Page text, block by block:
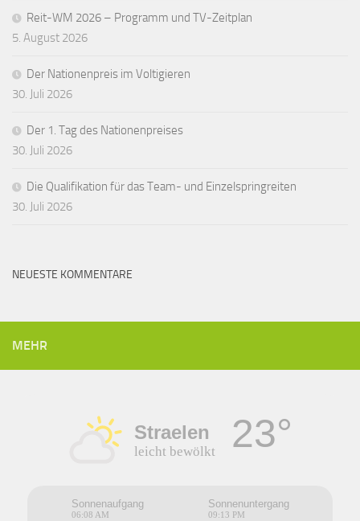
Reit-WM 2026 – Programm und TV-Zeitplan
5. August 2026
Der Nationenpreis im Voltigieren
30. Juli 2026
Der 1. Tag des Nationenpreises
30. Juli 2026
Die Qualifikation für das Team- und Einzelspringreiten
30. Juli 2026
NEUESTE KOMMENTARE
MEHR
Straelen
leicht bewölkt 23°
Sonnenaufgang
06:08 AM
Sonnenuntergang
09:13 PM